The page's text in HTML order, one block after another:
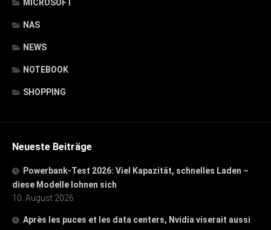
MICROSOFT
NAS
NEWS
NOTEBOOK
SHOPPING
Neueste Beiträge
Powerbank-Test 2026: Viel Kapazität, schnelles Laden –
diese Modelle lohnen sich
10. August 2026
Après les puces et les data centers, Nvidia viserait aussi